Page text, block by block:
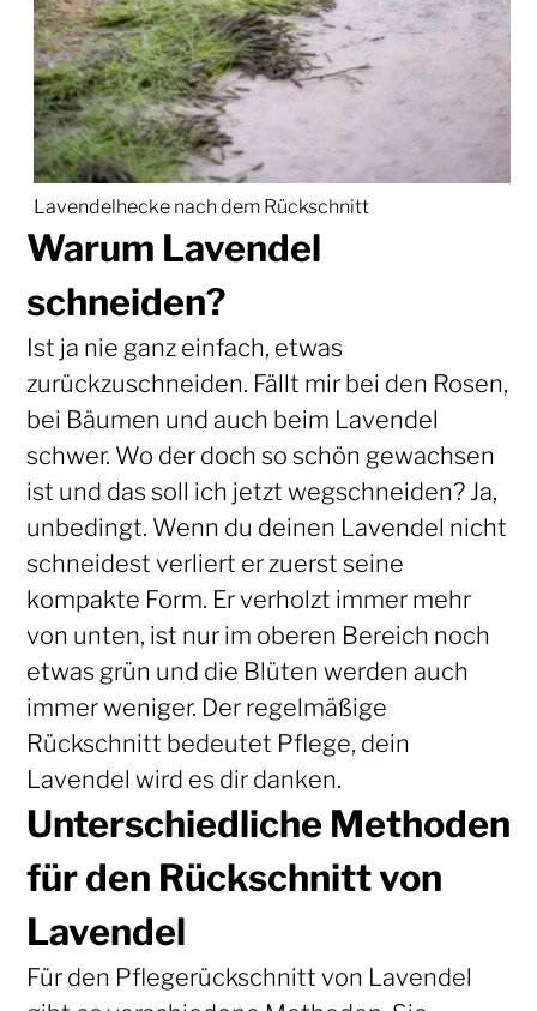
Lavendelhecke nach dem Rückschnitt
Warum Lavendel
schneiden?
Ist ja nie ganz einfach, etwas
zurückzuschneiden. Fällt mir bei den Rosen,
bei Bäumen und auch beim Lavendel
schwer. Wo der doch so schön gewachsen
ist und das soll ich jetzt wegschneiden? Ja,
unbedingt. Wenn du deinen Lavendel nicht
schneidest verliert er zuerst seine
kompakte Form. Er verholzt immer mehr
von unten, ist nur im oberen Bereich noch
etwas grün und die Blüten werden auch
immer weniger. Der regelmäßige
Rückschnitt bedeutet Pflege, dein
Lavendel wird es dir danken.
Unterschiedliche Methoden
für den Rückschnitt von
Lavendel
Für den Pflegerückschnitt von Lavendel